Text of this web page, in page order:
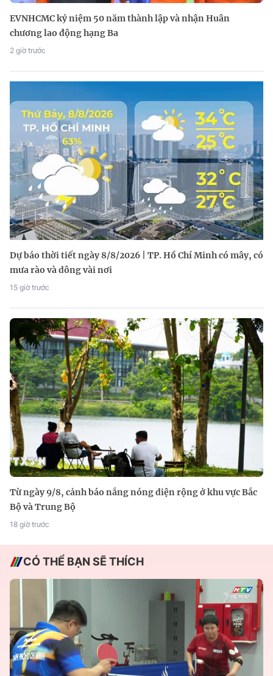
EVNHCMC kỷ niệm 50 năm thành lập và nhận Huân
chương lao động hạng Ba
2 giờ trước
Dự báo thời tiết ngày 8/8/2026 | TP. Hồ Chí Minh có mây, có
mưa rào và dông vài nơi
15 giờ trước
Từ ngày 9/8, cảnh báo nắng nóng diện rộng ở khu vực Bắc
Bộ và Trung Bộ
18 giờ trước
CÓ THỂ BẠN SẼ THÍCH